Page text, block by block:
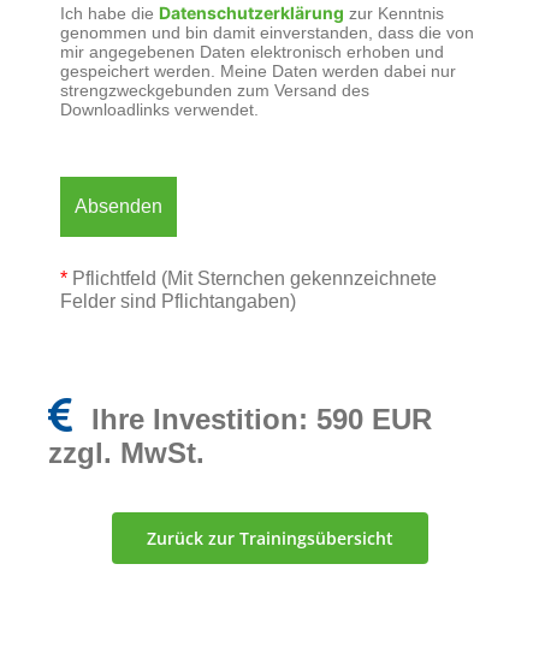
Ich habe die Datenschutzerklärung zur Kenntnis
genommen und bin damit einverstanden, dass die von
mir angegebenen Daten elektronisch erhoben und
gespeichert werden. Meine Daten werden dabei nur
strengzweckgebunden zum Versand des
Downloadlinks verwendet.
* Pflichtfeld (Mit Sternchen gekennzeichnete
Felder sind Pflichtangaben)
Ihre Investition: 590 EUR
zzgl. MwSt.
Zurück zur Trainingsübersicht